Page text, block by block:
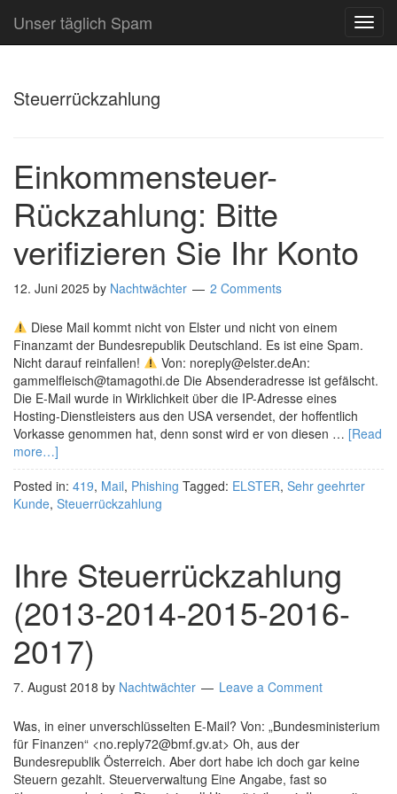
Unser täglich Spam
Steuerrückzahlung
Einkommensteuer-
Rückzahlung: Bitte
verifizieren Sie Ihr Konto
12. Juni 2025 by Nachtwächter 2 Comments
Diese Mail kommt nicht von Elster und nicht von einem
Finanzamt der Bundesrepublik Deutschland. Es ist eine Spam.
Nicht darauf reinfallen!
Von: noreply@elster.deAn:
gammelfleisch@tamagothi.de Die Absenderadresse ist gefälscht.
Die E-Mail wurde in Wirklichkeit über die IP-Adresse eines
Hosting-Dienstleisters aus den USA versendet, der hoffentlich
Vorkasse genommen hat, denn sonst wird er von diesen … [Read
more…]
Posted in: 419, Mail, Phishing Tagged: ELSTER, Sehr geehrter
Kunde, Steuerrückzahlung
Ihre Steuerrückzahlung
(2013-2014-2015-2016-
2017)
7. August 2018 by Nachtwächter Leave a Comment
Was, in einer unverschlüsselten E-Mail? Von: „Bundesministerium
für Finanzen“ <no.reply72@bmf.gv.at> Oh, aus der
Bundesrepublik Österreich. Aber dort habe ich doch gar keine
Steuern gezahlt. Steuerverwaltung Eine Angabe, fast so